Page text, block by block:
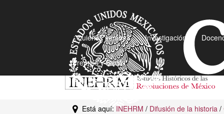
¿Quiénes somos? Investigación
Premios y Becas
Está aquí: INEHRM / Difusión de la historia /